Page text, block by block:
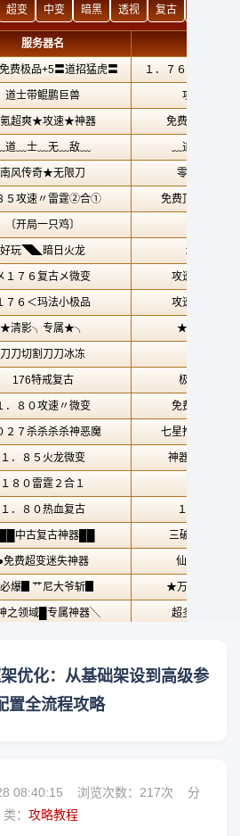
优化：从基础架设到高级参
置全流程攻略
08:40:15 浏览次数： 217次 分
类： 攻略教程